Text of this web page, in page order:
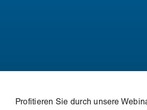
Profitieren Sie durch unsere